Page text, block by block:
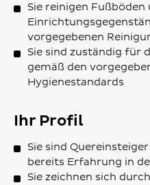
Sie reinigen Fußböden
vorgegebenen
Sie sind zuständig für
gemäß den
Hygienestandards
Ihr Profil
Sie sind
bereits Erfahrung in
Sie zeichnen sich